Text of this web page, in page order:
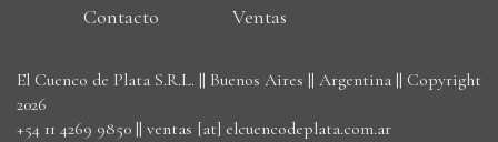
Contacto
Ventas
El Cuenco de Plata S.R.L. || Buenos Aires || Argentina || Copyright
2026
+54 11 4269 9850 || ventas [at] elcuencodeplata.com.ar